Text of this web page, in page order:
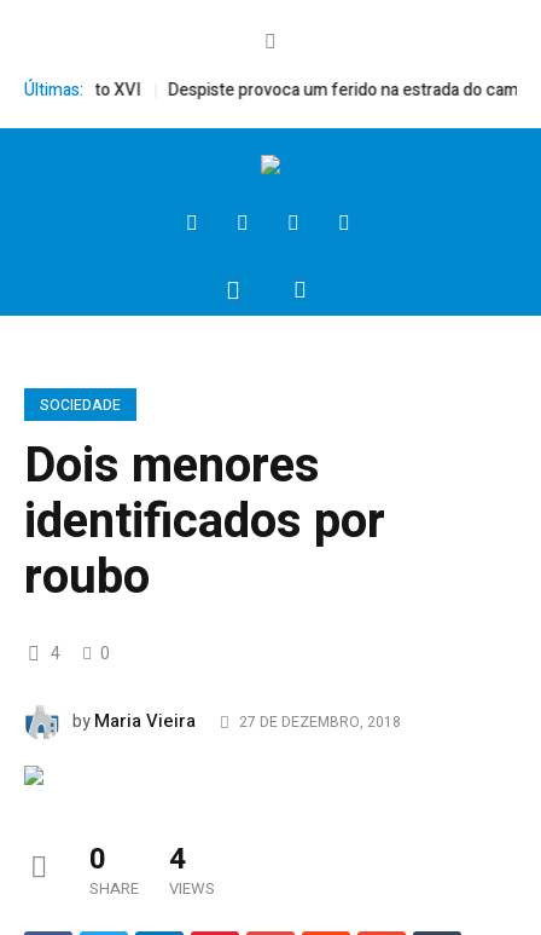
Últimas:
Bento XVI Despiste provoca um ferido na estrada do campo
SOCIEDADE
Dois menores
identificados por
roubo
4 0
byMaria Vieira 27 DE DEZEMBRO, 2018
0
SHARE
4
VIEWS